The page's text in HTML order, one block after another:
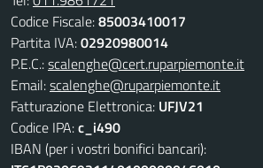
Codice Fiscale:85003410017
Partita IVA:02920980014
P.E.C.:scalenghe@cert.ruparpiemonte.it
Email:scalenghe@ruparpiemonte.it
Fatturazione Elettronica: UFJV21
Codice IPA:c_i490
IBAN (per i vostri bonifici bancari):